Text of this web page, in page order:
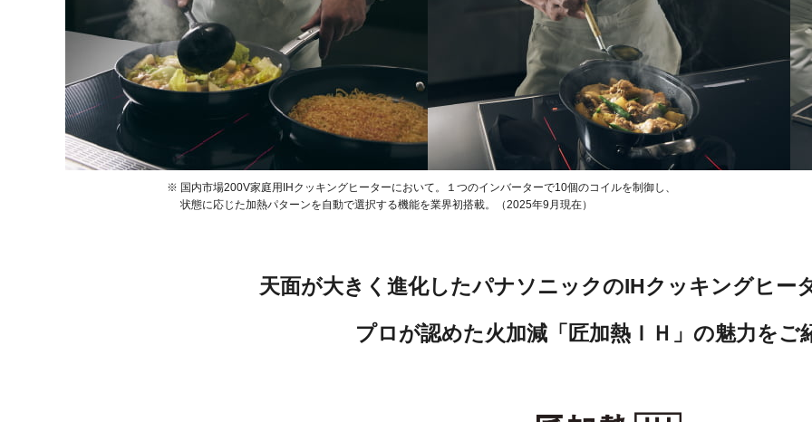
国内市場200V家庭用IHクッキングヒーターにおいて。１つのインバーターで10個のコイルを制御し、
状態に応じた加熱パターンを自動で選択する機能を業界初搭載。（2025年9月現在）
天面が大きく進化したパナソニックのIHクッキングヒー
プロが認めた火加減「匠加熱ＩＨ」の魅力をご